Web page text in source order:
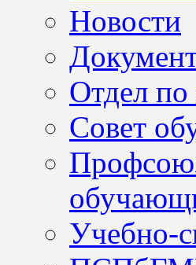
Новости
Отдел по
Совет
Учебно-